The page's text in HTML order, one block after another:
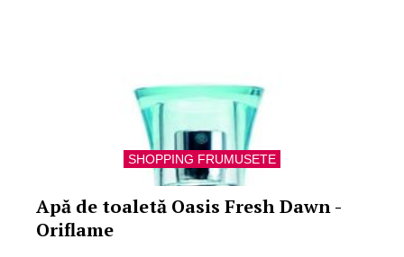
SHOPPING FRUMUSETE
Apă de toaletă Oasis Fresh Dawn -
Oriflame